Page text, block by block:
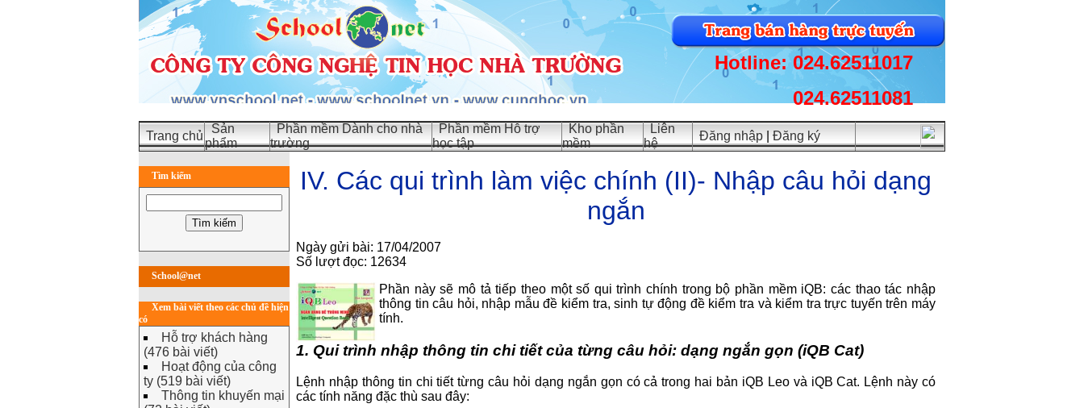
Hotline: 024.62511017
024.62511081
Trang chủ
Sản
phẩm
Phần mềm Dành cho nhà
trường
Phần mềm Hỗ trợ
học tập
Kho phần
mềm
Liên
hệ
Đăng nhập Đăng ký
Tìm kiếm
School@net
Xem bài viết theo các chủ đề hiện
có
Hỗ trợ khách hàng
(476 bài viết)
Hoạt động của công
ty (519 bài viết)
Thông tin khuyến mại
IV. Các qui trình làm việc chính (II)- Nhập câu hỏi dạng
ngắn
Ngày gửi bài: 17/04/2007
Số lượt đọc: 12634
Phần này sẽ mô tả tiếp theo một số qui trình chính trong bộ phần mềm iQB: các thao tác nhập
thông tin câu hỏi, nhập mẫu đề kiểm tra, sinh tự động đề kiểm tra và kiểm tra trực tuyến trên máy
tính.
1. Qui trình nhập thông tin chi tiết của từng câu hỏi: dạng ngắn gọn (iQB Cat)
Lệnh nhập thông tin chi tiết từng câu hỏi dạng ngắn gọn có cả trong hai bản iQB Leo và iQB Cat. Lệnh này có
các tính năng đặc thù sau đây: